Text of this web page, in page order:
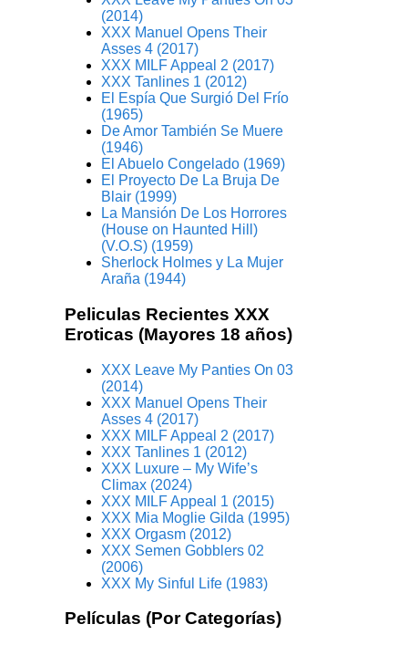
(2014)
XXX Manuel Opens Their
Asses 4 (2017)
XXX MILF Appeal 2 (2017)
XXX Tanlines 1 (2012)
El Espía Que Surgió Del Frío
(1965)
De Amor También Se Muere
(1946)
El Abuelo Congelado (1969)
El Proyecto De La Bruja De
Blair (1999)
La Mansión De Los Horrores
(House on Haunted Hill)
(V.O.S) (1959)
Sherlock Holmes y La Mujer
Araña (1944)
Peliculas Recientes XXX
Eroticas (Mayores 18 años)
XXX Leave My Panties On 03
(2014)
XXX Manuel Opens Their
Asses 4 (2017)
XXX MILF Appeal 2 (2017)
XXX Tanlines 1 (2012)
XXX Luxure – My Wife’s
Climax (2024)
XXX MILF Appeal 1 (2015)
XXX Mia Moglie Gilda (1995)
XXX Orgasm (2012)
XXX Semen Gobblers 02
(2006)
XXX My Sinful Life (1983)
Películas (Por Categorías)